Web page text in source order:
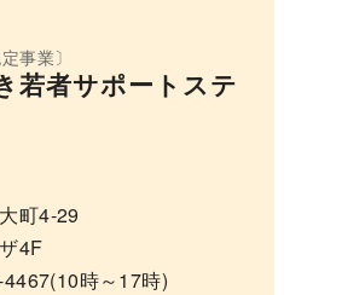
若者サポートステ
町4-29
4F
時～17時)